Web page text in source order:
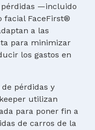
pérdidas —incluido
facial FaceFirst®
a las
para minimizar
los gastos en
pérdidas y
utilizan
para poner fin a
de carros de la